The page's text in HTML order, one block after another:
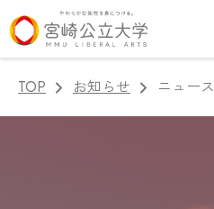
TOP お知らせ ニュース